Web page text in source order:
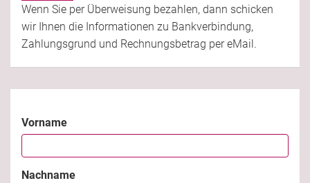
Wenn Sie per Überweisung bezahlen, dann schicken
wir Ihnen die Informationen zu Bankverbindung,
Zahlungsgrund und Rechnungsbetrag per eMail.
Vorname
Nachname